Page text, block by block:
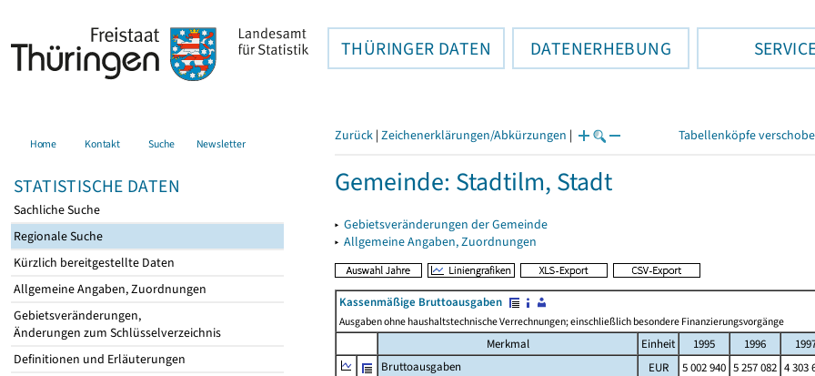
THÜRINGER DATEN DATENERHEBUNG
Home Kontakt Suche Newsletter
STATISTISCHE DATEN
Sachliche Suche
Regionale Suche
Kürzlich bereitgestellte Daten
Allgemeine Angaben, Zuordnungen
Gebietsveränderungen,
Änderungen zum Schlüsselverzeichnis
Definitionen und Erläuterungen
Zurück | Zeichenerklärungen/Abkürzungen | Tabellenköpfe
Gemeinde: Stadtilm, Stadt
▸ Gebietsveränderungen der Gemeinde
▸ Allgemeine Angaben, Zuordnungen
Kassenmäßige Bruttoausgaben
Ausgaben ohne haushaltstechnische Verrechnungen; einschließlich besondere Finanzierungsvorgänge
Merkmal Einheit 1995 1996
Bruttoausgaben
EUR 5 002 940 5 257 082 4 303